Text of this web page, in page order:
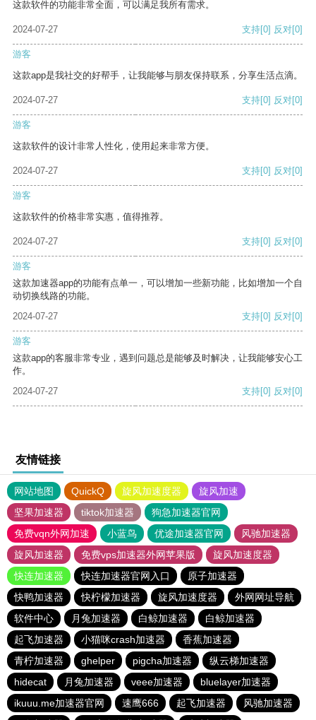
这款软件的功能非常全面，可以满足我所有需求。
2024-07-27 支持[0] 反对[0]
游客
这款app是我社交的好帮手，让我能够与朋友保持联系，分享生活点滴。
2024-07-27 支持[0] 反对[0]
游客
这款软件的设计非常人性化，使用起来非常方便。
2024-07-27 支持[0] 反对[0]
游客
这款软件的价格非常实惠，值得推荐。
2024-07-27 支持[0] 反对[0]
游客
这款加速器app的功能有点单一，可以增加一些新功能，比如增加一个自
动切换线路的功能。
2024-07-27
支持[0] 反对[0]
游客
这款app的客服非常专业，遇到问题总是能够及时解决，让我能够安心工
作。
2024-07-27
支持[0] 反对[0]
友情链接
网站地图 QuickQ 旋风加速度器
旋风加速
坚果加速器
tiktok加速器
狗急加速器官网
免费vqn外网加速
小蓝鸟 优途加速器官网
风驰加速器
旋风加速器
免费vps加速器外网苹果版
旋风加速度器
快连加速器
快连加速器官网入口
原子加速器
快鸭加速器
快柠檬加速器 旋风加速度器
外网网址导航
软件中心
月兔加速器 白鲸加速器
白鲸加速器
起飞加速器
小猫咪crash加速器
香蕉加速器
青柠加速器
ghelper pigcha加速器
纵云梯加速器
hidecat
月兔加速器 veee加速器
bluelayer加速器
ikuuu.me加速器官网
速鹰666 起飞加速器
风驰加速器